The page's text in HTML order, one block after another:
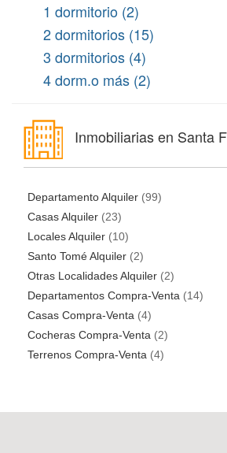
1 dormitorio (2)
2 dormitorios (15)
3 dormitorios (4)
4 dorm.o más (2)
Inmobiliarias en Santa
Departamento Alquiler (99)
Casas Alquiler (23)
Locales Alquiler (10)
Santo Tomé Alquiler (2)
Otras Localidades Alquiler (2)
Departamentos Compra-Venta (14)
Casas Compra-Venta (4)
Cocheras Compra-Venta (2)
Terrenos Compra-Venta (4)